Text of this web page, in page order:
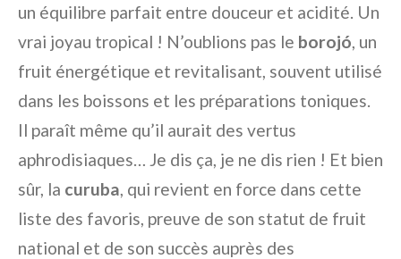
un équilibre parfait entre douceur et acidité. Un
vrai joyau tropical ! N’oublions pas le borojó, un
fruit énergétique et revitalisant, souvent utilisé
dans les boissons et les préparations toniques.
Il paraît même qu’il aurait des vertus
aphrodisiaques… Je dis ça, je ne dis rien ! Et bien
sûr, la curuba, qui revient en force dans cette
liste des favoris, preuve de son statut de fruit
national et de son succès auprès des